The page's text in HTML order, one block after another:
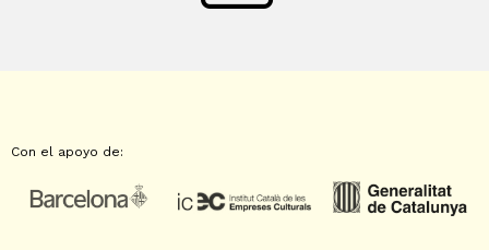
Con el apoyo de: